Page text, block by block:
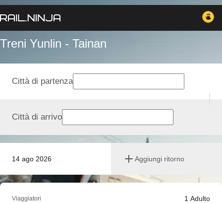
Treni Yunlin - Tainan
14 ago 2026 Aggiungi ritorno
Città di partenza
Città di arrivo
Viaggiatori 1 Adulto